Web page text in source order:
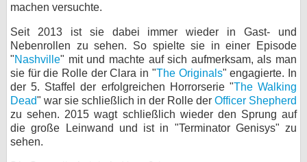
machen versuchte.
Seit 2013 ist sie dabei immer wieder in Gast- und
Nebenrollen zu sehen. So spielte sie in einer Episode
"Nashville" mit und machte auf sich aufmerksam, als man
sie für die Rolle der Clara in "The Originals" engagierte. In
der 5. Staffel der erfolgreichen Horrorserie "The Walking
Dead" war sie schließlich in der Rolle der Officer Shepherd
zu sehen. 2015 wagt schließlich wieder den Sprung auf
die große Leinwand und ist in "Terminator Genisys" zu
sehen.
Kontakt
Nutzungsbedingungen
Datenschutz